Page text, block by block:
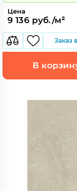
Цена
9 136 руб./м²
Заказ
В